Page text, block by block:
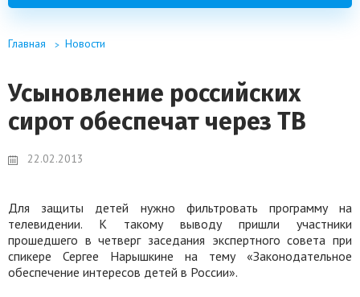
Главная Новости
Усыновление российских
сирот обеспечат через ТВ
22.02.2013
Для защиты детей нужно фильтровать программу на
телевидении. К такому выводу пришли участники
прошедшего в четверг заседания экспертного совета при
спикере Сергее Нарышкине на тему «Законодательное
обеспечение интересов детей в России».